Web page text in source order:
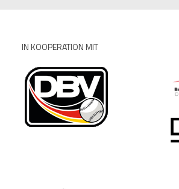
IN KOOPERATION MIT